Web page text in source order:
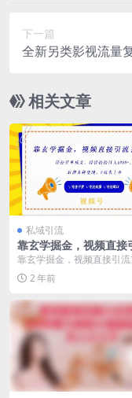
下一篇
全新另类影视流量
相关文章
私域引流
靠玄学掘金，视频直接
学粉， 轻松开单成交，
种变现，0成本上手【揭
靠玄学掘金，视频直接引
粉， 轻松开单成交，后期多
现，0成本上手【揭秘】...
2 年前